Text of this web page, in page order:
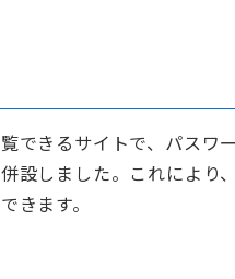
できるサイトで、パスワ
設しました。これにより
きます。